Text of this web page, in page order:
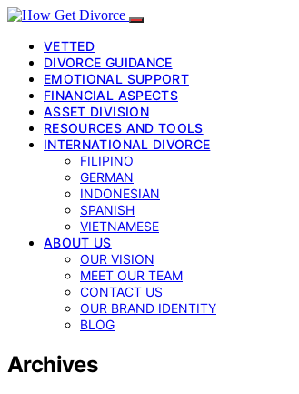
VETTED
DIVORCE GUIDANCE
EMOTIONAL SUPPORT
FINANCIAL ASPECTS
ASSET DIVISION
RESOURCES AND TOOLS
INTERNATIONAL DIVORCE
FILIPINO
GERMAN
INDONESIAN
SPANISH
VIETNAMESE
ABOUT US
OUR VISION
MEET OUR TEAM
CONTACT US
OUR BRAND IDENTITY
BLOG
Archives